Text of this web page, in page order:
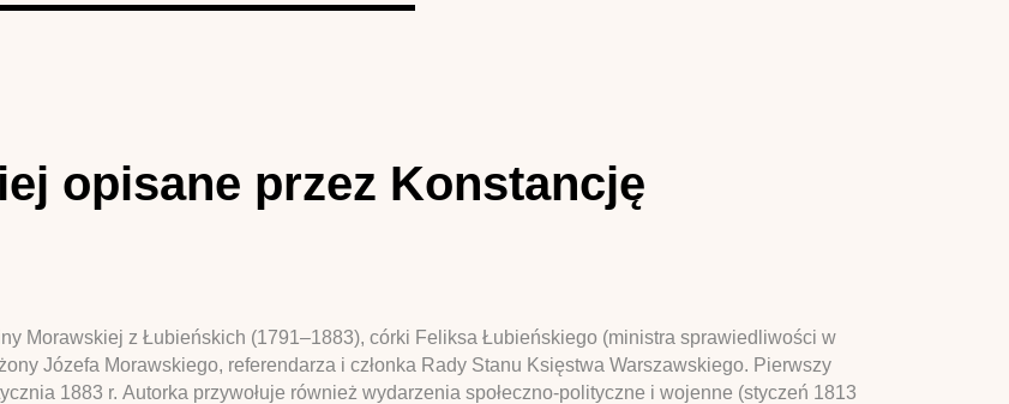
opisane przez Konstancję
Morawskiej z Łubieńskich (1791–1883), córki Feliksa Łubieńskiego (ministra sprawiedliwości w
Józefa Morawskiego, referendarza i członka Rady Stanu Księstwa Warszawskiego. Pierwszy
1883 r. Autorka przywołuje również wydarzenia społeczno-polityczne i wojenne (styczeń 1813